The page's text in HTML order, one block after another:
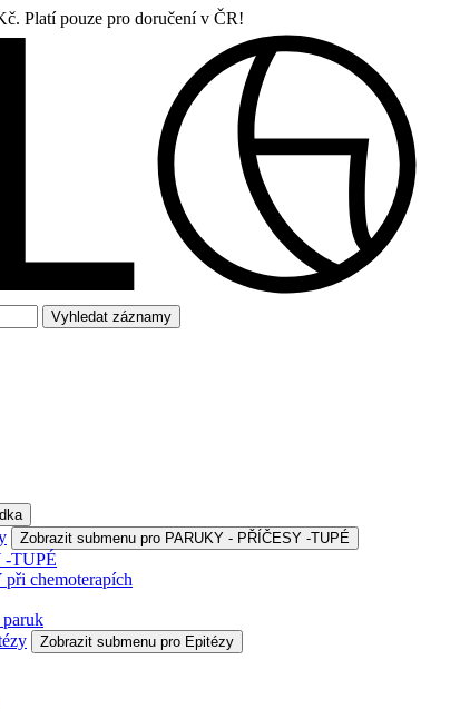
Platí pouze pro doručení v ČR!
Vyhledat záznamy
Zobrazit submenu pro PARUKY - PŘÍČESY -TUPÉ
-TUPÉ
chemoterapích
Zobrazit submenu pro Epitézy